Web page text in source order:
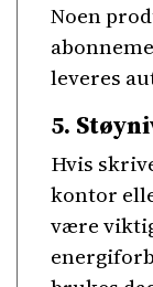
Noen
leveres
5.
Hvis
kontor
være